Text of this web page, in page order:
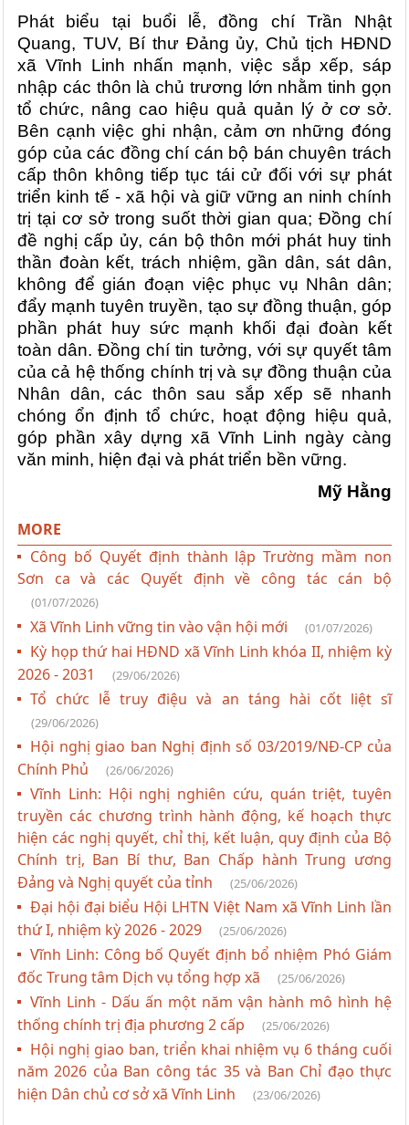
Phát biểu tại buổi lễ, đồng chí Trần Nhật
Quang, TUV, Bí thư Đảng ủy, Chủ tịch HĐND
xã Vĩnh Linh nhấn mạnh, việc sắp xếp, sáp
nhập các thôn là chủ trương lớn nhằm tinh gọn
tổ chức, nâng cao hiệu quả quản lý ở cơ sở.
Bên cạnh việc ghi nhận, cảm ơn những đóng
góp của các đồng chí cán bộ bán chuyên trách
cấp thôn không tiếp tục tái cử đối với sự phát
triển kinh tế - xã hội và giữ vững an ninh chính
trị tại cơ sở trong suốt thời gian qua; Đồng chí
đề nghị cấp ủy, cán bộ thôn mới phát huy tinh
thần đoàn kết, trách nhiệm, gần dân, sát dân,
không để gián đoạn việc phục vụ Nhân dân;
đẩy mạnh tuyên truyền, tạo sự đồng thuận, góp
phần phát huy sức mạnh khối đại đoàn kết
toàn dân. Đồng chí tin tưởng, với sự quyết tâm
của cả hệ thống chính trị và sự đồng thuận của
Nhân dân, các thôn sau sắp xếp sẽ nhanh
chóng ổn định tổ chức, hoạt động hiệu quả,
góp phần xây dựng xã Vĩnh Linh ngày càng
văn minh, hiện đại và phát triển bền vững.
Mỹ Hằng
MORE
Công bố Quyết định thành lập Trường mầm non
Sơn ca và các Quyết định về công tác cán bộ
(01/07/2026)
Xã Vĩnh Linh vững tin vào vận hội mới (01/07/2026)
Kỳ họp thứ hai HĐND xã Vĩnh Linh khóa II, nhiệm kỳ
2026 - 2031
(29/06/2026)
Tổ chức lễ truy điệu và an táng hài cốt liệt sĩ
(29/06/2026)
Hội nghị giao ban Nghị định số 03/2019/NĐ-CP của
Chính Phủ
(26/06/2026)
Vĩnh Linh: Hội nghị nghiên cứu, quán triệt, tuyên
truyền các chương trình hành động, kế hoạch thực
hiện các nghị quyết, chỉ thị, kết luận, quy định của Bộ
Chính trị, Ban Bí thư, Ban Chấp hành Trung ương
Đảng và Nghị quyết của tỉnh
(25/06/2026)
Đại hội đại biểu Hội LHTN Việt Nam xã Vĩnh Linh lần
thứ I, nhiệm kỳ 2026 - 2029
(25/06/2026)
Vĩnh Linh: Công bố Quyết định bổ nhiệm Phó Giám
đốc Trung tâm Dịch vụ tổng hợp xã
(25/06/2026)
Vĩnh Linh - Dấu ấn một năm vận hành mô hình hệ
thống chính trị địa phương 2 cấp
(25/06/2026)
Hội nghị giao ban, triển khai nhiệm vụ 6 tháng cuối
năm 2026 của Ban công tác 35 và Ban Chỉ đạo thực
hiện Dân chủ cơ sở xã Vĩnh Linh
(23/06/2026)